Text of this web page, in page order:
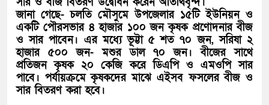
জানা গেছে- চলতি মৌসুমে উপজেলার ১৫টি ইউনিয়ন ও
একটি পৌরসভার ৪ হাজার ১০০ জন কৃষক প্রণোদনার বীজ
ও সার পাবেন। এর মধ্যে ভূট্টা ৫ শত ৭০ জন, সরিষা ২
হাজার ৫০০ জন- মশুর ডাল ৭০ জন। বীজের সাথে
প্রতিজন কৃষক ২০ কেজি করে ডিএপি ও এমওপি সার
পাবে। পর্যায়ক্রমে কৃষকদের মাঝে এইসব ফসলের বীজ ও
সার বিতরণ করা হবে।